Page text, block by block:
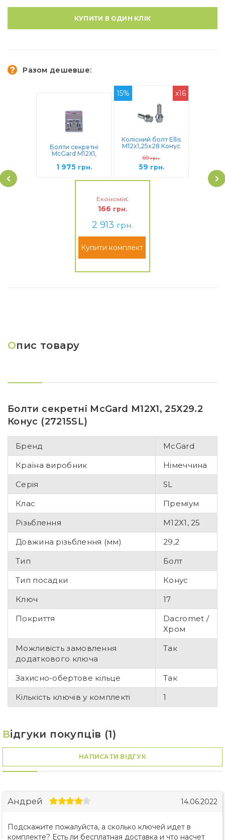
КУПИТИ В ОДИН КЛІК
Разом дешевше:
Болти секретні
McGard М12Х1,
(27215SL)
1 975 грн.
15%
Колісний болт Ellis
M12x1,25x28 Конус
69грн.
59 грн.
x16
Економія:
166 грн.
2 913 грн.
Купити комплект
Опис товару
Болти секретні McGard М12Х1, 25Х29.2
Конус (27215SL)
Бренд
McGard
Країна виробник
Німеччина
Серія
SL
Клас
Преміум
Різьблення
М12Х1, 25
Довжина різьблення (мм)
29,2
Тип
Болт
Тип посадки
Конус
Ключ
17
Покриття
Dacromet /
Хром
Можливість замовлення
додаткового ключа
Так
Захисно-обертове кільце
Так
Кількість ключів у комплекті
1
Відгуки покупців (1)
НАПИСАТИ ВІДГУК
Андрей 14.06.2022
Подскажите пожалуйста, а сколько ключей идет в
комплекте? Есть ли бесплатная доставка и что насчет